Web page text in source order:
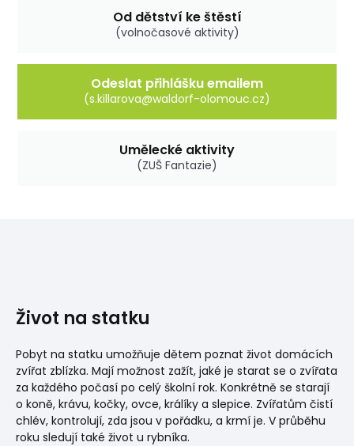
Od dětství ke štěstí
(volnočasové aktivity)
Odeslat přihlášku emailem
(s.killarova@waldorf-olomouc.cz)
Umělecké aktivity
(ZUŠ Fantazie)
Život na statku
Pobyt na statku umožňuje dětem poznat život domácích
zvířat zblízka. Mají možnost zažít, jaké je starat se o zvířata
za každého počasí po celý školní rok. Konkrétně se starají
o koně, krávu, kočky, ovce, králíky a slepice. Zvířatům čistí
chlév, kontrolují, zda jsou v pořádku, a krmí je. V průběhu
roku sledují také život u rybníka.